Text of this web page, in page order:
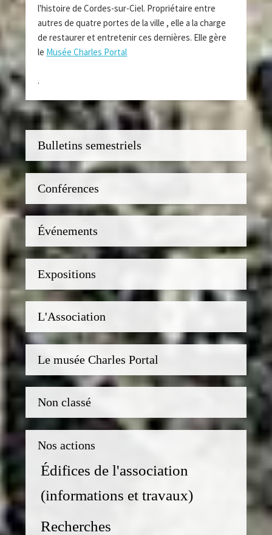
l'histoire de Cordes-sur-Ciel. Propriétaire entre
autres de quatre portes de la ville , elle a la charge
de restaurer et entretenir ces dernières. Elle gère
le Musée Charles Portal
.
Bulletins semestriels
Conférences
Événements
Expositions
L'Association
Le musée Charles Portal
Non classé
Nos actions
Édifices de l'association
(informations et travaux)
Recherches